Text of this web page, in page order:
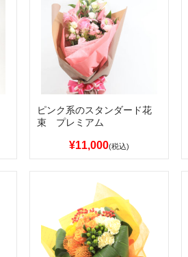
ピンク系のスタンダード花
束 プレミアム
¥11,000(税込)